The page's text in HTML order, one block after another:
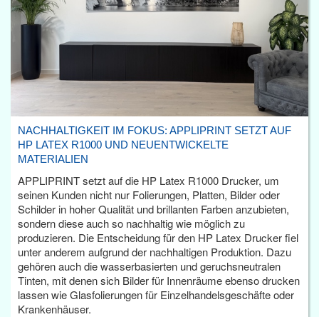
NACHHALTIGKEIT IM FOKUS: APPLIPRINT SETZT AUF
HP LATEX R1000 UND NEUENTWICKELTE
MATERIALIEN
APPLIPRINT setzt auf die HP Latex R1000 Drucker, um
seinen Kunden nicht nur Folierungen, Platten, Bilder oder
Schilder in hoher Qualität und brillanten Farben anzubieten,
sondern diese auch so nachhaltig wie möglich zu
produzieren. Die Entscheidung für den HP Latex Drucker fiel
unter anderem aufgrund der nachhaltigen Produktion. Dazu
gehören auch die wasserbasierten und geruchsneutralen
Tinten, mit denen sich Bilder für Innenräume ebenso drucken
lassen wie Glasfolierungen für Einzelhandelsgeschäfte oder
Krankenhäuser.